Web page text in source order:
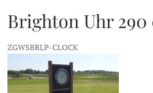
Brighton Uhr 290
ZGWSBRLP-CLOCK